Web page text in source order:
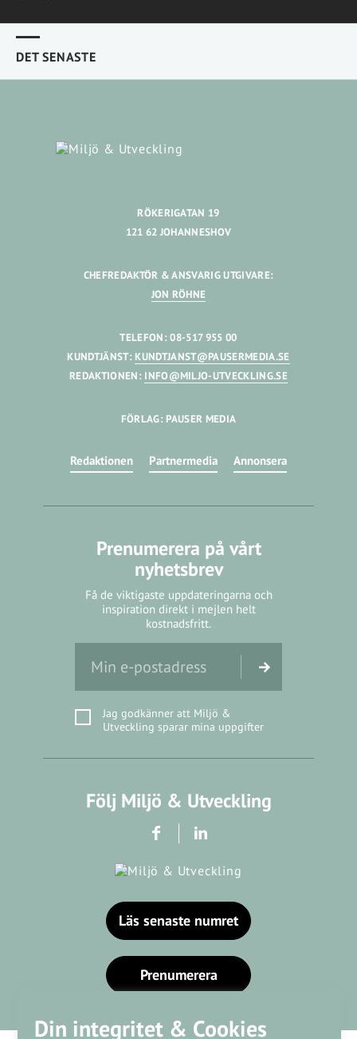
Din integritet & Cookies
DET SENASTE
RÖKERIGATAN 19
121 62 JOHANNESHOV
CHEFREDAKTÖR & ANSVARIG UTGIVARE:
JON RÖHNE
TELEFON: 08-517 955 00
KUNDTJÄNST: KUNDTJANST@PAUSERMEDIA.SE
REDAKTIONEN: INFO@MILJO-UTVECKLING.SE
FÖRLAG: PAUSER MEDIA
Redaktionen Partnermedia Annonsera
Prenumerera på vårt
nyhetsbrev
Få de viktigaste uppdateringarna och
inspiration direkt i mejlen helt
kostnadsfritt.
Jag godkänner att Miljö &
Utveckling sparar mina uppgifter
Följ Miljö & Utveckling
Läs senaste numret
Prenumerera